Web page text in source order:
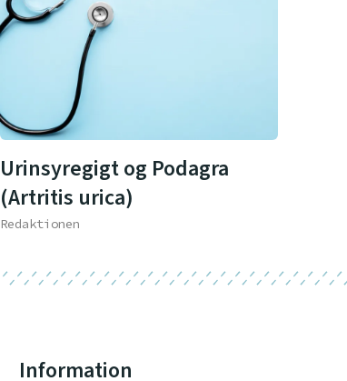
Urinsyregigt og Podagra
(Artritis urica)
Redaktionen
Information